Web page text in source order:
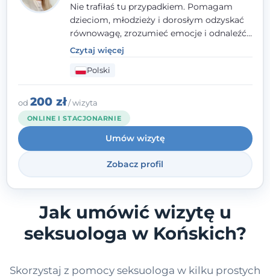
Nie trafiłaś tu przypadkiem. Pomagam
dzieciom, młodzieży i dorosłym odzyskać
równowagę, zrozumieć emocje i odnaleźć
wewnętrzną siłę. Moja droga do
psychologii zaczęła się od życia - pełnego
wyzwań, które nauczyły mnie uważności,
empatii i pokory. Dziś łączę doświadczenie
nauczycielki, psychologa, psychoterapeuty
i seksuologa tworząc bezpieczną
przestrzeń, w której można poczuć spokój i
wsparcie. Nie obiecuję łatwych rozwiązań -
ale mogę obiecać, że będę po Twojej
Czytaj więcej
Polski
od 200 zł/ wizyta
ONLINE I STACJONARNIE
Umów wizytę
Zobacz profil
Jak umówić wizytę u
seksuologa w Końskich?
Skorzystaj z pomocy seksuologa w kilku prostych